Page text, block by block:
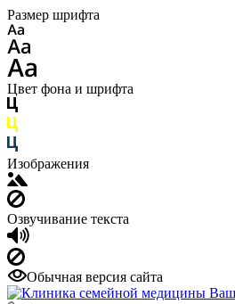
Размер шрифта
Цвет фона и шрифта
Изображения
Озвучивание текста
Обычная версия сайта